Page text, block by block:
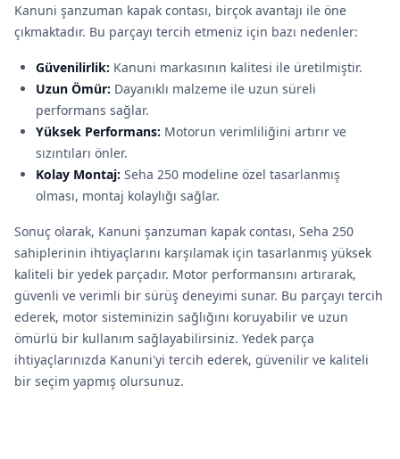
Kanuni şanzuman kapak contası, birçok avantajı ile öne
çıkmaktadır. Bu parçayı tercih etmeniz için bazı nedenler:
Güvenilirlik: Kanuni markasının kalitesi ile üretilmiştir.
Uzun Ömür: Dayanıklı malzeme ile uzun süreli
performans sağlar.
Yüksek Performans: Motorun verimliliğini artırır ve
sızıntıları önler.
Kolay Montaj: Seha 250 modeline özel tasarlanmış
olması, montaj kolaylığı sağlar.
Sonuç olarak, Kanuni şanzuman kapak contası, Seha 250
sahiplerinin ihtiyaçlarını karşılamak için tasarlanmış yüksek
kaliteli bir yedek parçadır. Motor performansını artırarak,
güvenli ve verimli bir sürüş deneyimi sunar. Bu parçayı tercih
ederek, motor sisteminizin sağlığını koruyabilir ve uzun
ömürlü bir kullanım sağlayabilirsiniz. Yedek parça
ihtiyaçlarınızda Kanuni'yi tercih ederek, güvenilir ve kaliteli
bir seçim yapmış olursunuz.